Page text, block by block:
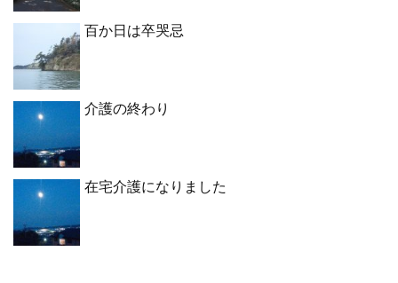
百か日は卒哭忌
介護の終わり
在宅介護になりました